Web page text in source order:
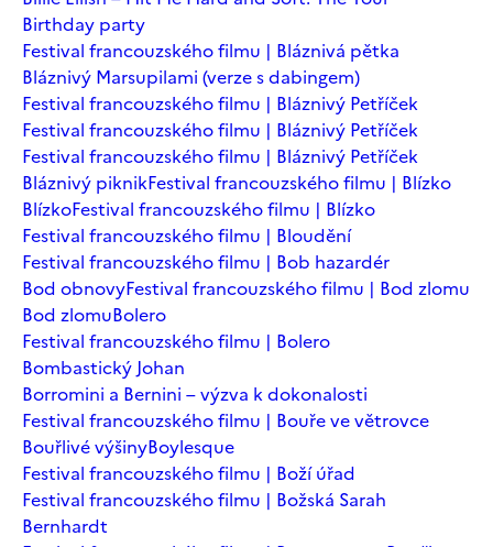
Birthday party
Festival francouzského filmu | Bláznivá pětka
Bláznivý Marsupilami (verze s dabingem)
Festival francouzského filmu | Bláznivý Petříček
Festival francouzského filmu | Bláznivý Petříček
Festival francouzského filmu | Bláznivý Petříček
Bláznivý piknikFestival francouzského filmu | Blízko
BlízkoFestival francouzského filmu | Blízko
Festival francouzského filmu | Bloudění
Festival francouzského filmu | Bob hazardér
Bod obnovyFestival francouzského filmu | Bod zlomu
Bod zlomuBolero
Festival francouzského filmu | Bolero
Bombastický Johan
Borromini a Bernini – výzva k dokonalosti
Festival francouzského filmu | Bouře ve větrovce
Bouřlivé výšinyBoylesque
Festival francouzského filmu | Boží úřad
Festival francouzského filmu | Božská Sarah
Bernhardt